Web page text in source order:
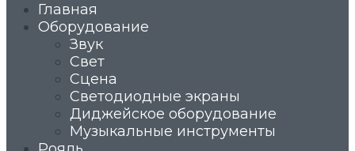
Главная
Оборудование
Звук
Свет
Сцена
Светодиодные экраны
Диджейское оборудование
Музыкальные инструменты